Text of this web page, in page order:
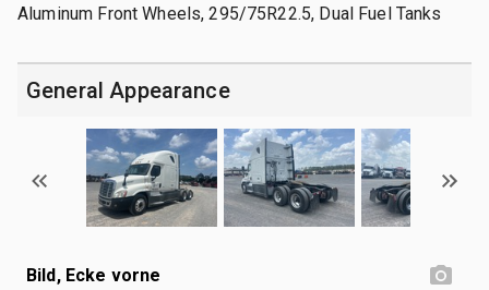
Aluminum Front Wheels, 295/75R22.5, Dual Fuel Tanks
General Appearance
Bild, Ecke vorne